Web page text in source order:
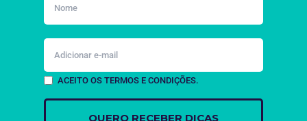
ACEITO OS TERMOS E CONDIÇÕES.